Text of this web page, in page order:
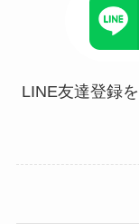
LINE友達登録